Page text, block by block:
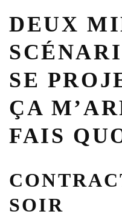
DEUX
SE
ÇA
FAIS
SOIR